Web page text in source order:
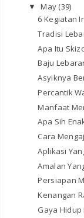
▼May (39)
6 Kegiatan
Tradisi
Apa Itu
Baju
Asyiknya
Percantik
Manfaat
Apa Sih
Cara
Aplikasi
Amalan
Persiapan
Kenangan
Gaya Hidup